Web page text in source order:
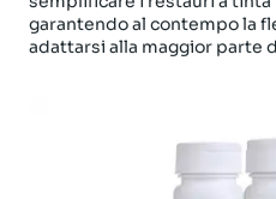
garantendo al contempo la
adattarsi alla maggior parte